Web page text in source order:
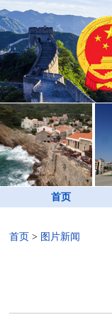
首页
首页 > 图片新闻